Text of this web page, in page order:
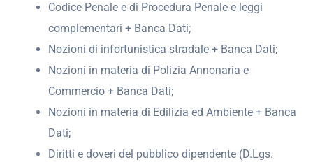
Codice Penale e di Procedura Penale e leggi
complementari + Banca Dati;
Nozioni di infortunistica stradale + Banca Dati;
Nozioni in materia di Polizia Annonaria e
Commercio + Banca Dati;
Nozioni in materia di Edilizia ed Ambiente + Banca
Dati;
Diritti e doveri del pubblico dipendente (D.Lgs.